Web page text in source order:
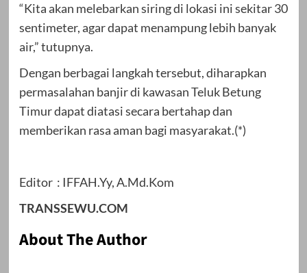
“Kita akan melebarkan siring di lokasi ini sekitar 30
sentimeter, agar dapat menampung lebih banyak
air,” tutupnya.
Dengan berbagai langkah tersebut, diharapkan
permasalahan banjir di kawasan Teluk Betung
Timur dapat diatasi secara bertahap dan
memberikan rasa aman bagi masyarakat.(*)
Editor : IFFAH.Yy, A.Md.Kom
TRANSSEWU.COM
About The Author